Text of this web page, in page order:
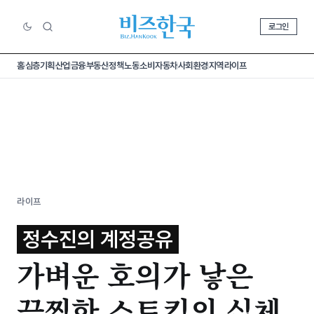
로그인
홈심층기획산업금융부동산정책노동소비 자동차사회환경지역라이프
라이프
정수진의 계정공유
가벼운 호의가 낳은